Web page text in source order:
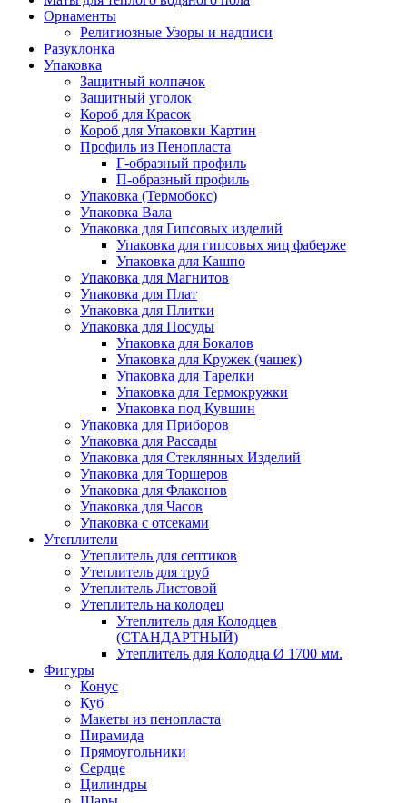
Орнаменты
Религиозные Узоры и надписи
Разуклонка
Упаковка
Защитный колпачок
Защитный уголок
Короб для Красок
Короб для Упаковки Картин
Профиль из Пенопласта
Г-образный профиль
П-образный профиль
Упаковка (Термобокс)
Упаковка Вала
Упаковка для Гипсовых изделий
Упаковка для гипсовых яиц фаберже
Упаковка для Кашпо
Упаковка для Магнитов
Упаковка для Плат
Упаковка для Плитки
Упаковка для Посуды
Упаковка для Бокалов
Упаковка для Кружек (чашек)
Упаковка для Тарелки
Упаковка для Термокружки
Упаковка под Кувшин
Упаковка для Приборов
Упаковка для Рассады
Упаковка для Стеклянных Изделий
Упаковка для Торшеров
Упаковка для Флаконов
Упаковка для Часов
Упаковка с отсеками
Утеплители
Утеплитель для септиков
Утеплитель для труб
Утеплитель Листовой
Утеплитель на колодец
Утeплитель для Колодцев
(СТАНДАРТНЫЙ)
Утеплитель для Колодца Ø 1700 мм.
Фигуры
Конус
Куб
Макеты из пенопласта
Пирамида
Прямоугольники
Сердце
Цилиндры